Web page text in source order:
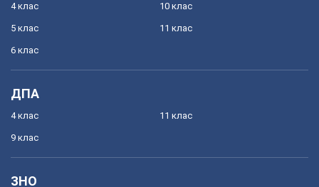
4 клас
5 клас
6 клас
10 клас
11 клас
ДПА
4 клас
9 клас
11 клас
ЗНО